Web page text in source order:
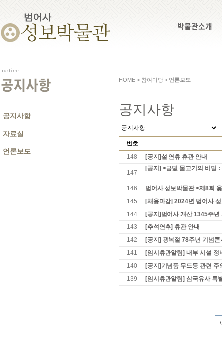
박물관소개
notice
공지사항
공지사항
자료실
언론보도
HOME > 참여마당 > 언론보도
공지사항
번호
148
[공지]설 연휴 휴관 안내
147
[공지] <금빛 물고기의 비밀
146
범어사 성보박물관 <제8회
145
[채용마감] 2024년 범어사
144
[공지]범어사 개산 1345주년
143
[추석연휴] 휴관 안내
142
[공지] 광복절 78주년 기념
141
[임시휴관알림] 내부 시설 정
140
[공지]기념품 무드등 관련 주
139
[임시휴관알림] 삼국유사 특